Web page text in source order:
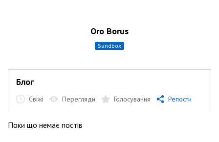
Oro Borus
sandbox
Блог
Свіжі Перегляди Голосування Репости
Поки що немає постів